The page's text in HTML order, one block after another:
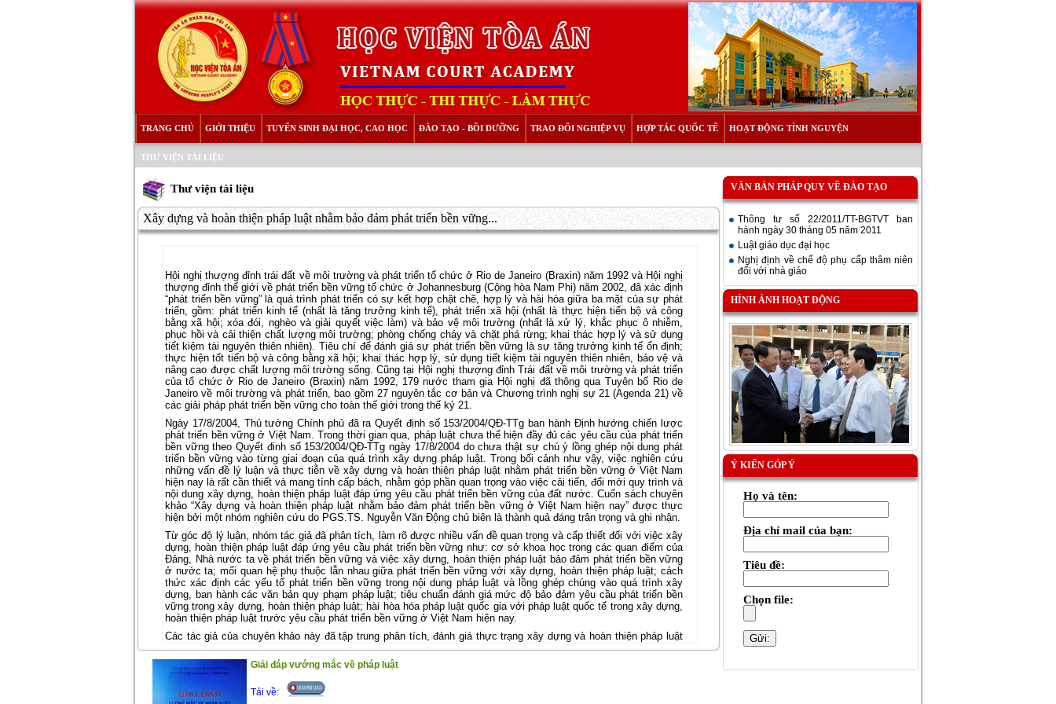
TRANG CHỦ GIỚI THIỆU TUYỂN SINH ĐẠI HỌC, CAO HỌC ĐÀO TẠO - BỒI DƯỠNG TRAO ĐỔI NGHIỆP VỤ HỢP TÁC QUỐC TẾ HOẠT ĐỘNG TÌNH NGUYỆN
THƯ VIỆN TÀI LIỆU
Thư viện tài liệu
Xây dựng và hoàn thiện pháp luật nhằm bảo đảm phát triển bền vững...
Hội nghị thượng đỉnh trái đất về môi trường và phát triển tổ chức ở Rio de Janeiro (Braxin) năm 1992 và Hội nghị
thượng đỉnh thế giới về phát triển bền vững tổ chức ở Johannesburg (Cộng hòa Nam Phi) năm 2002, đã xác định
“phát triển bền vững” là quá trình phát triển có sự kết hợp chặt chẽ, hợp lý và hài hòa giữa ba mặt của sự phát
triển, gồm: phát triển kinh tế (nhất là tăng trưởng kinh tế), phát triển xã hội (nhất là thực hiện tiến bộ và công
bằng xã hội; xóa đói, nghèo và giải quyết việc làm) và bảo vệ môi trường (nhất là xử lý, khắc phục ô nhiễm,
phục hồi và cải thiện chất lượng môi trường; phòng chống cháy và chặt phá rừng; khai thác hợp lý và sử dụng
tiết kiệm tài nguyên thiên nhiên). Tiêu chí để đánh giá sự phát triển bền vững là sự tăng trưởng kinh tế ổn định;
thực hiện tốt tiến bộ và công bằng xã hội; khai thác hợp lý, sử dụng tiết kiệm tài nguyên thiên nhiên, bảo vệ và
nâng cao được chất lượng môi trường sống. Cũng tại Hội nghị thượng đỉnh Trái đất về môi trường và phát triển
của tổ chức ở Rio de Janeiro (Braxin) năm 1992, 179 nước tham gia Hội nghị đã thông qua Tuyên bố Rio de
Janeiro về môi trường và phát triển, bao gồm 27 nguyên tắc cơ bản và Chương trình nghị sự 21 (Agenda 21) về
các giải pháp phát triển bền vững cho toàn thế giới trong thế kỷ 21.
Ngày 17/8/2004, Thủ tướng Chính phủ đã ra Quyết định số 153/2004/QĐ-TTg ban hành Định hướng chiến lược
phát triển bền vững ở Việt Nam. Trong thời gian qua, pháp luật chưa thể hiện đầy đủ các yêu cầu của phát triển
bền vững theo Quyết đinh số 153/2004/QĐ-TTg ngày 17/8/2004 do chưa thật sự chú ý lồng ghép nội dung phát
triển bền vững vào từng giai đoạn của quá trình xây dựng pháp luật. Trong bối cảnh như vậy, việc nghiên cứu
những vấn đề lý luận và thực tiễn về xây dựng và hoàn thiện pháp luật nhằm phát triển bền vững ở Việt Nam
hiện nay là rất cần thiết và mang tính cấp bách, nhằm góp phần quan trọng vào việc cải tiến, đổi mới quy trình và
nội dung xây dựng, hoàn thiện pháp luật đáp ứng yêu cầu phát triển bền vững của đất nước. Cuốn sách chuyên
khảo “Xây dựng và hoàn thiện pháp luật nhằm bảo đảm phát triển bền vững ở Việt Nam hiện nay” được thực
hiện bởi một nhóm nghiên cứu do PGS.TS. Nguyễn Văn Động chủ biên là thành quả đáng trân trọng và ghi nhận.
Từ góc độ lý luận, nhóm tác giả đã phân tích, làm rõ được nhiều vấn đề quan trọng và cấp thiết đối với việc xây
dựng, hoàn thiện pháp luật đáp ứng yêu cầu phát triển bền vững như: cơ sở khoa học trong các quan điểm của
Đảng, Nhà nước ta về phát triển bền vững và việc xây dựng, hoàn thiện pháp luật bảo đảm phát triển bền vững
ở nước ta; mối quan hệ phụ thuộc lẫn nhau giữa phát triển bền vững với xây dựng, hoàn thiện pháp luật; cách
thức xác định các yếu tố phát triển bền vững trong nội dung pháp luật và lồng ghép chúng vào quá trình xây
dựng, ban hành các văn bản quy phạm pháp luật; tiêu chuẩn đánh giá mức độ bảo đảm yêu cầu phát triển bền
vững trong xây dựng, hoàn thiện pháp luật; hài hòa hóa pháp luật quốc gia với pháp luật quốc tế trong xây dựng,
hoàn thiện pháp luật trước yêu cầu phát triển bền vững ở Việt Nam hiện nay.
Các tác giả của chuyên khảo này đã tập trung phân tích, đánh giá thực trạng xây dựng và hoàn thiện pháp luật
trong các lĩnh vực khác nhau của đời sống kinh tế, xã hội của đất nước với những số liệu điều tra xã hội học
phong phú, qua đó nhận diện được ưu, nhược điểm và những nguyên nhân của chúng, đồng thời đề xuất các
giải pháp đổi mới, cải tiến quy trình và nội dung xây dựng, hoàn thiện pháp luật theo hướng đảm bảo phát triển
bền vững của nước ta.
Cuốn sách chuyên khảo “Xây dựng và hoàn thiện pháp luật nhằm bảo đảm phát triển bền vững ở Việt Nam hiện
Giải đáp vướng mắc về pháp luật
Tải về:
VĂN BẢN PHÁP QUY VỀ ĐÀO TẠO
Thông tư số 22/2011/TT-BGTVT ban
hành ngày 30 tháng 05 năm 2011
Luật giáo dục đại học
Nghị định về chế độ phụ cấp thâm niên
đối với nhà giáo
HÌNH ẢNH HOẠT ĐỘNG
Ý KIẾN GÓP Ý
Họ và tên:
Địa chỉ mail của bạn:
Tiêu đề:
Chọn file: